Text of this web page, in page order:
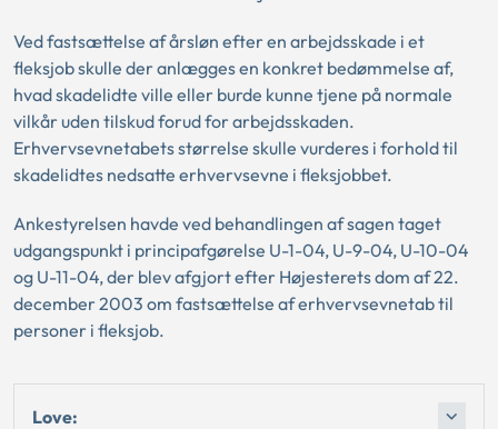
Ved fastsættelse af årsløn efter en arbejdsskade i et
fleksjob skulle der anlægges en konkret bedømmelse af,
hvad skadelidte ville eller burde kunne tjene på normale
vilkår uden tilskud forud for arbejdsskaden.
Erhvervsevnetabets størrelse skulle vurderes i forhold til
skadelidtes nedsatte erhvervsevne i fleksjobbet.
Ankestyrelsen havde ved behandlingen af sagen taget
udgangspunkt i principafgørelse U-1-04, U-9-04, U-10-04
og U-11-04, der blev afgjort efter Højesterets dom af 22.
december 2003 om fastsættelse af erhvervsevnetab til
personer i fleksjob.
Love: